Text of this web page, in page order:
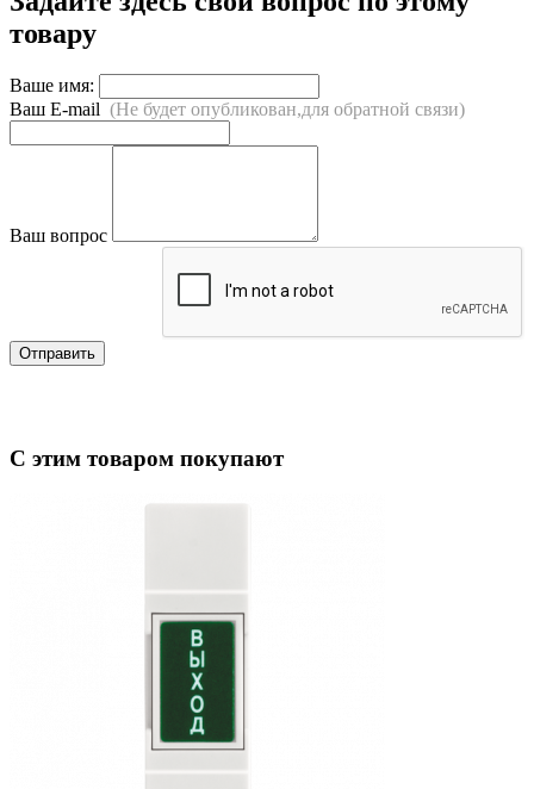
товару
Ваше имя:
Ваш E-mail (Не будет опубликован,для обратной связи)
Ваш вопрос
Отправить
С этим товаром покупают